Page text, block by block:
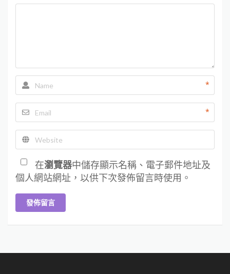
*
*
在瀏覽器中儲存顯示名稱、電子郵件地址及
個人網站網址，以供下次發佈留言時使用。
發佈留言